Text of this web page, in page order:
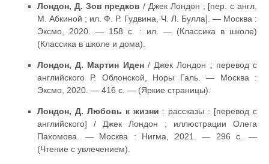
Лондон, Д. Зов предков / Джек Лондон ; [пер. с англ.
М. Абкиной ; ил. Ф. Р. Гудвина, Ч. Л. Булла]. — Москва :
Эксмо, 2020. — 158 с. : ил. — (Классика в школе)
(Классика в школе и дома).
Лондон, Д. Мартин Иден/ Джек Лондон ; перевод с
английского Р. Облонской, Норы Галь. — Москва :
Эксмо, 2020. — 416 с. — (Яркие страницы).
Лондон, Д. Любовь к жизни : рассказы : [перевод с
английского] / Джек Лондон ; иллюстрации Олега
Пахомова. — Москва : Нигма, 2021. — 296 с. —
(Чтение с увлечением).